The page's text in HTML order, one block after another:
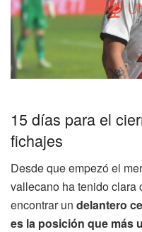
15 días para el
fichajes
Desde que empezó el
vallecano ha tenido clara
encontrar un delantero
es la posición que más